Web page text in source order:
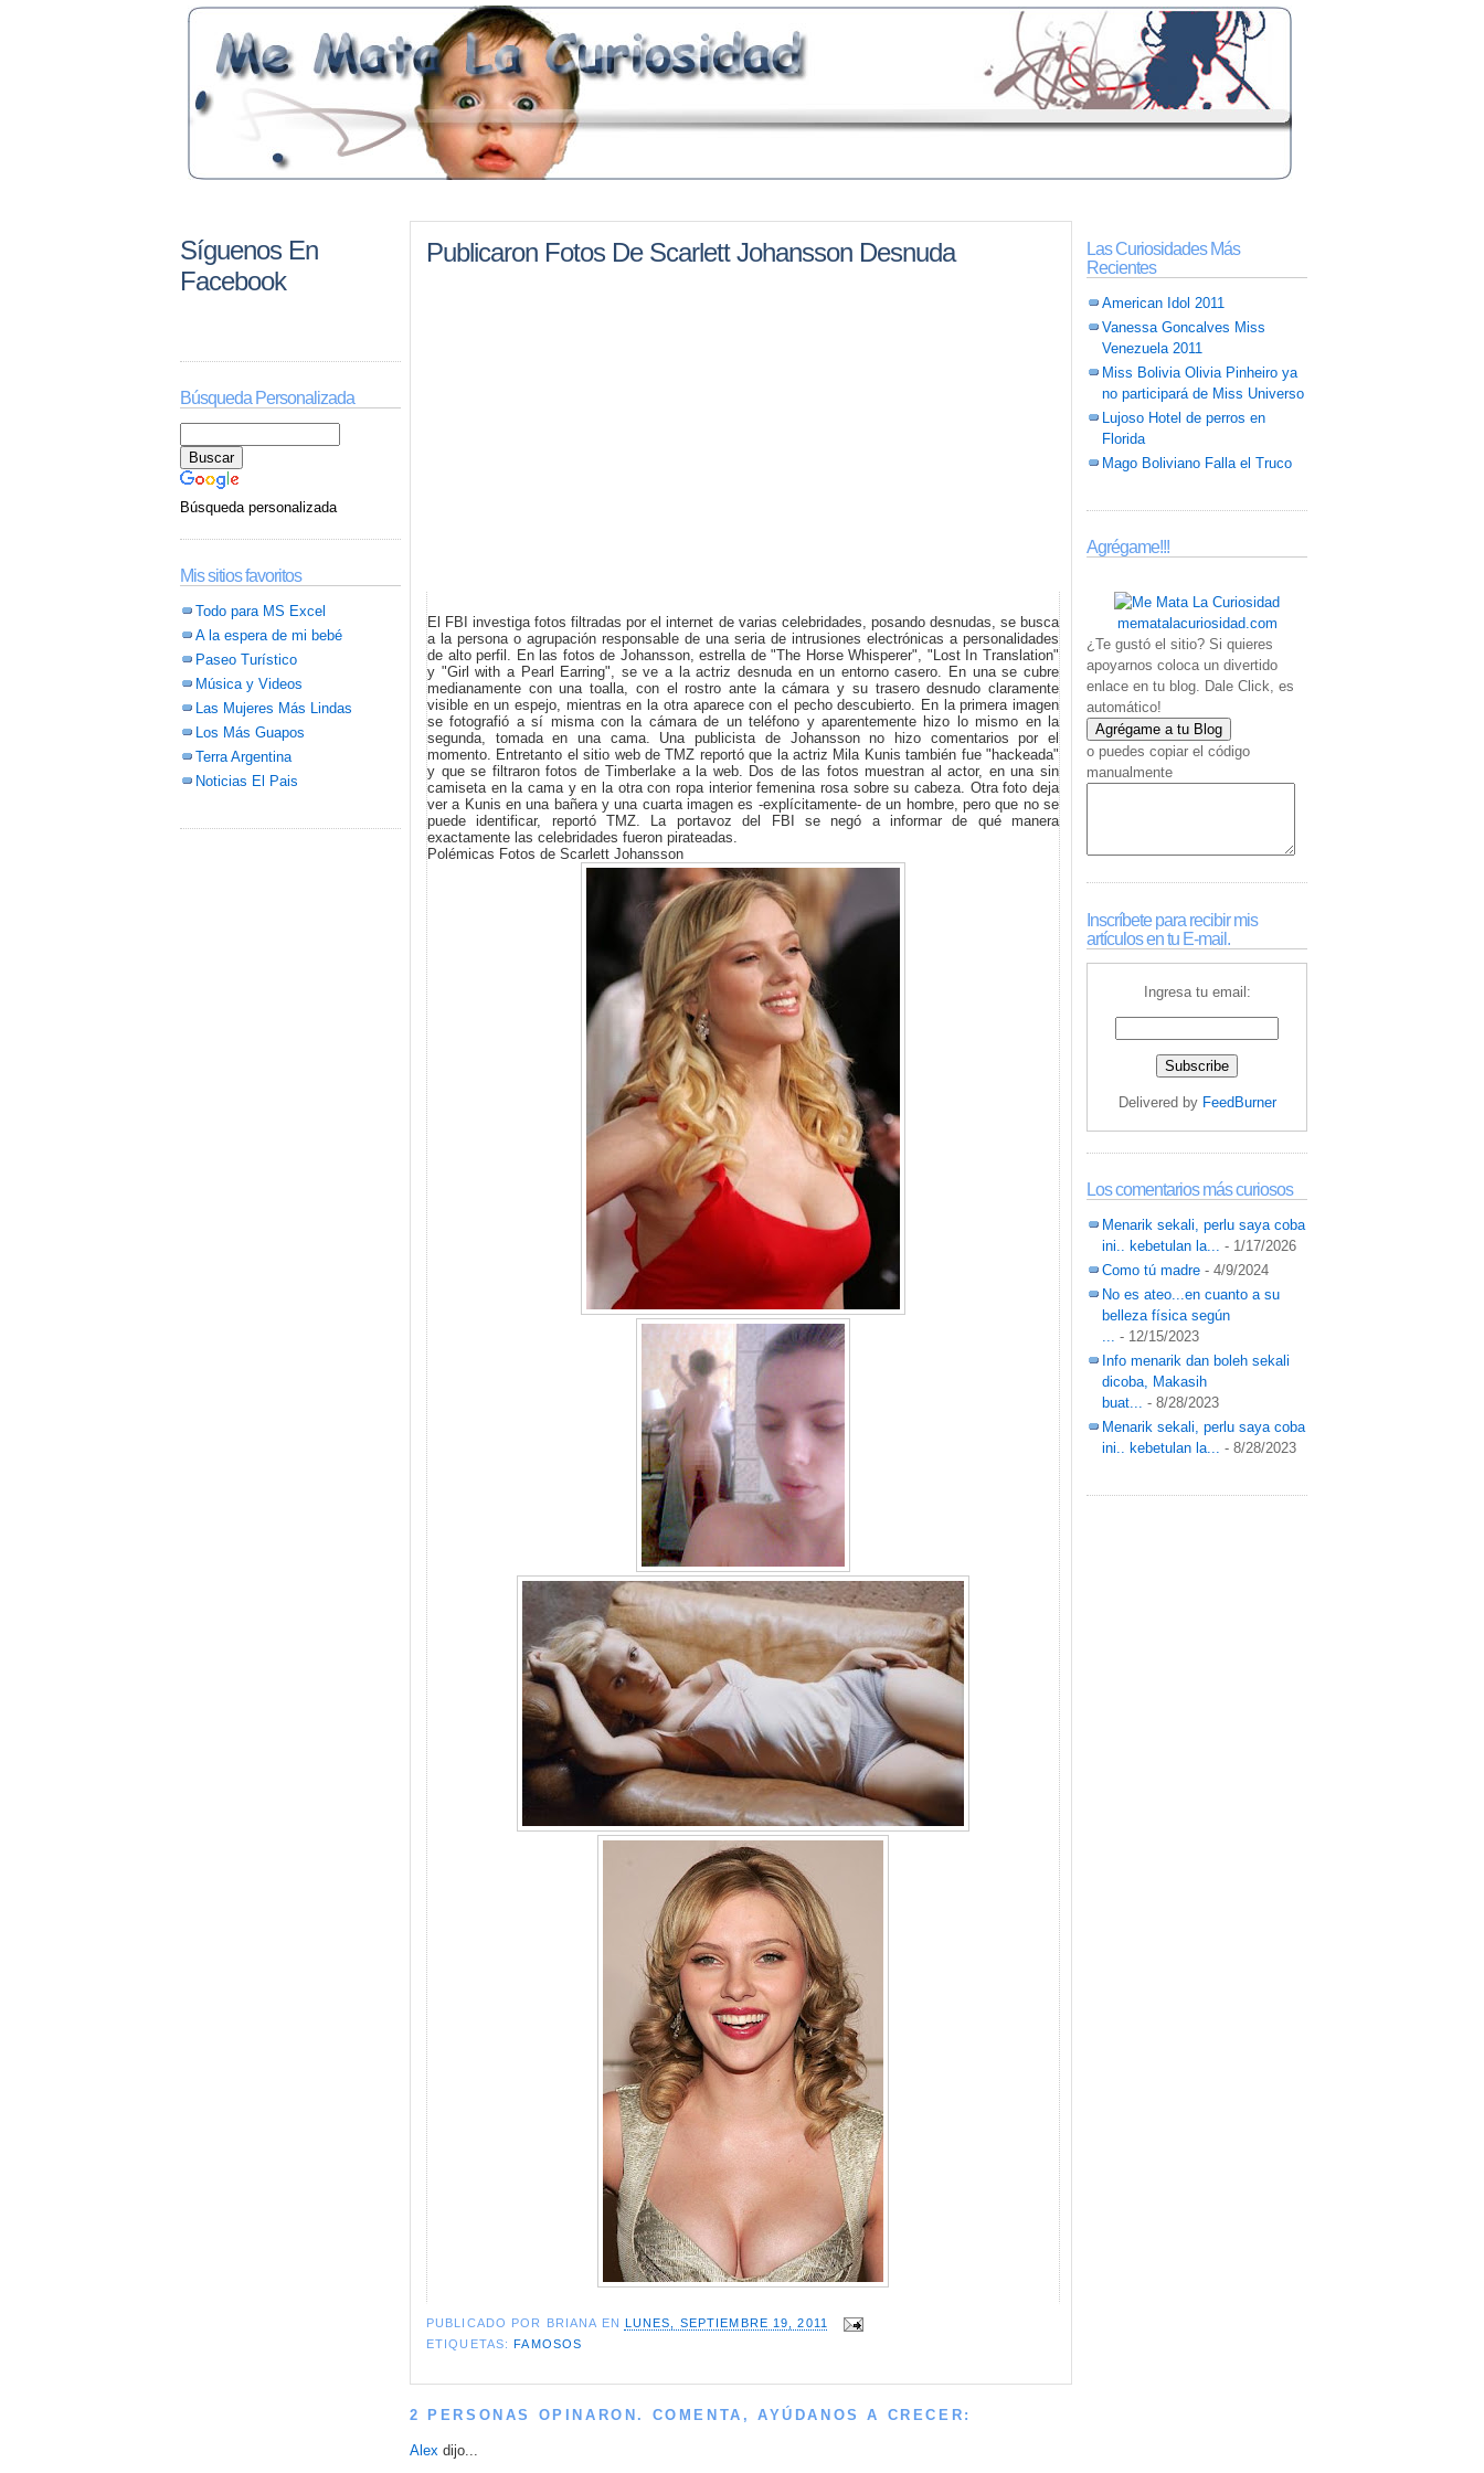
Síguenos En
Facebook
Búsqueda Personalizada
Búsqueda personalizada
Mis sitios favoritos
Todo para MS Excel
A la espera de mi bebé
Paseo Turístico
Música y Videos
Las Mujeres Más Lindas
Los Más Guapos
Terra Argentina
Noticias El Pais
Publicaron Fotos De Scarlett Johansson Desnuda
El FBI investiga fotos filtradas por el internet de varias celebridades, posando desnudas, se busca
a la persona o agrupación responsable de una seria de intrusiones electrónicas a personalidades
de alto perfil. En las fotos de Johansson, estrella de "The Horse Whisperer", "Lost In Translation"
y "Girl with a Pearl Earring", se ve a la actriz desnuda en un entorno casero. En una se cubre
medianamente con una toalla, con el rostro ante la cámara y su trasero desnudo claramente
visible en un espejo, mientras en la otra aparece con el pecho descubierto. En la primera imagen
se fotografió a sí misma con la cámara de un teléfono y aparentemente hizo lo mismo en la
segunda, tomada en una cama. Una publicista de Johansson no hizo comentarios por el
momento. Entretanto el sitio web de TMZ reportó que la actriz Mila Kunis también fue "hackeada"
y que se filtraron fotos de Timberlake a la web. Dos de las fotos muestran al actor, en una sin
camiseta en la cama y en la otra con ropa interior femenina rosa sobre su cabeza. Otra foto deja
ver a Kunis en una bañera y una cuarta imagen es -explícitamente- de un hombre, pero que no se
puede identificar, reportó TMZ. La portavoz del FBI se negó a informar de qué manera
exactamente las celebridades fueron pirateadas.
Polémicas Fotos de Scarlett Johansson
PUBLICADO POR BRIANA EN
LUNES, SEPTIEMBRE 19, 2011
ETIQUETAS:FAMOSOS
2 PERSONAS OPINARON. COMENTA, AYÚDANOS A CRECER:
Alex dijo...
Las Curiosidades Más
Recientes
American Idol 2011
Vanessa Goncalves Miss
Venezuela 2011
Miss Bolivia Olivia Pinheiro ya
no participará de Miss Universo
Lujoso Hotel de perros en
Florida
Mago Boliviano Falla el Truco
Agrégame!!!
mematalacuriosidad.com
¿Te gustó el sitio? Si quieres
apoyarnos coloca un divertido
enlace en tu blog. Dale Click, es
automático!
o puedes copiar el código
manualmente
Inscríbete para recibir mis
artículos en tu E-mail.
Ingresa tu email:
Delivered by FeedBurner
Los comentarios más curiosos
Menarik sekali, perlu saya coba
ini.. kebetulan la... - 1/17/2026
Como tú madre - 4/9/2024
No es ateo...en cuanto a su
belleza física según
... - 12/15/2023
Info menarik dan boleh sekali
dicoba, Makasih
buat... - 8/28/2023
Menarik sekali, perlu saya coba
ini.. kebetulan la... - 8/28/2023